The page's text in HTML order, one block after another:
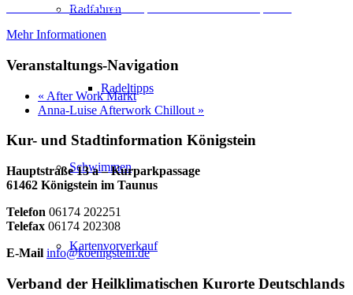
Radfahren
Radeltipps
Schwimmen
Kartenvorverkauf
Erforderlichen Service akzeptieren und Inhalte entsperren
Mehr Informationen
Veranstaltungs-Navigation
« After Work Markt
Anna-Luise Afterwork Chillout »
Kur- und Stadtinformation Königstein
Hauptstraße 13 a – Kurparkpassage
61462 Königstein im Taunus
Telefon 06174 202251
Telefax 06174 202308
E-Mail info@koenigstein.de
Verband der Heilklimatischen Kurorte Deutschlands